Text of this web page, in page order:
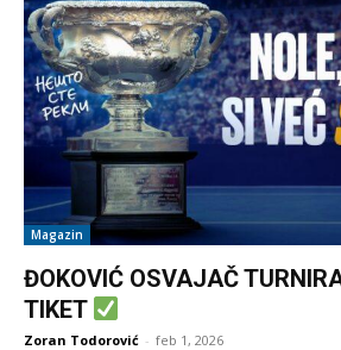
Magazin
ĐOKOVIĆ OSVAJAČ
TIKET
Zoran Todorović - feb 1, 2026